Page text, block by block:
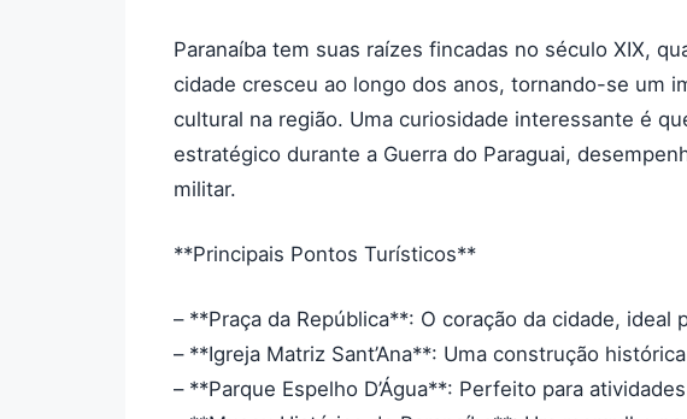
Paranaíba tem suas raízes fincadas no século XIX,
cidade cresceu ao longo dos anos, tornando-se um
cultural na região. Uma curiosidade interessante é
estratégico durante a Guerra do Paraguai,
militar.
**Principais Pontos Turísticos**
– **Praça da República**: O coração da cidade, ideal
– **Igreja Matriz Sant’Ana**: Uma construção
– **Parque Espelho D’Água**: Perfeito para